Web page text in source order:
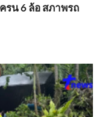
รน 6 ล้อ สภาพรถ